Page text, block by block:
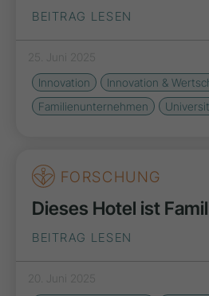
BEITRAG LESEN
25. Juni 2025
Innovation
Innovation &
Familienunternehmen
FORSCHUNG
Dieses Hotel ist
BEITRAG LESEN
20. Juni 2025